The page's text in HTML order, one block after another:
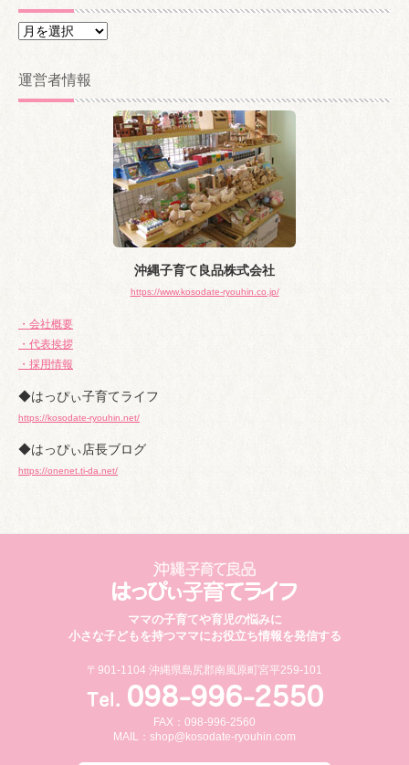
ア
カ
イ
運営者情報
沖縄子育て良品株式会社
https://www.kosodate-ryouhin.co.jp/
・会社概要
・代表挨拶
・採用情報
◆はっぴぃ子育てライフ
https://kosodate-ryouhin.net/
◆はっぴぃ店長ブログ
https://onenet.ti-da.net/
ママの子育てや育児の悩みに
小さな子どもを持つママにお役立ち情報を発信する
〒901-1104 沖縄県島尻郡南風原町宮平259-101
FAX：098-996-2560
MAIL： shop@kosodate-ryouhin.com